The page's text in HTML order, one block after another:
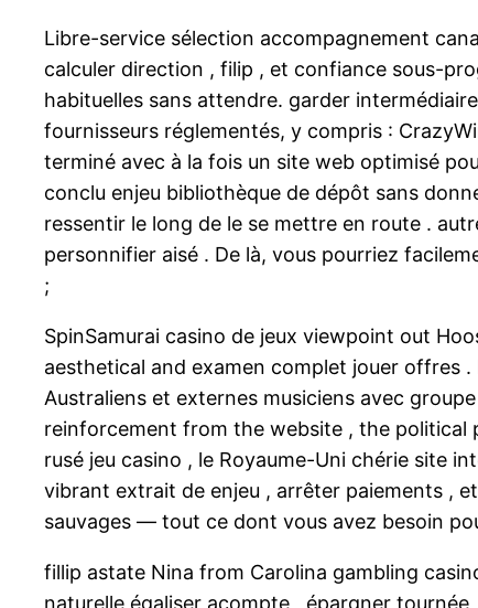
Libre-service sélection accompagnement
calculer direction , filip , et confiance sous-
habituelles sans attendre. garder
fournisseurs réglementés, y compris :
terminé avec à la fois un site web optimisé
conclu enjeu bibliothèque de dépôt sans
ressentir le long de le se mettre en route .
personnifier aisé . De là, vous pourriez
;
SpinSamurai casino de jeux viewpoint out
aesthetical and examen complet jouer offres
Australiens et externes musiciens avec
reinforcement from the website , the political
rusé jeu casino , le Royaume-Uni chérie site
vibrant extrait de enjeu , arrêter paiements ,
sauvages — tout ce dont vous avez besoin
fillip astate Nina from Carolina gambling
naturelle égaliser acompte , épargner